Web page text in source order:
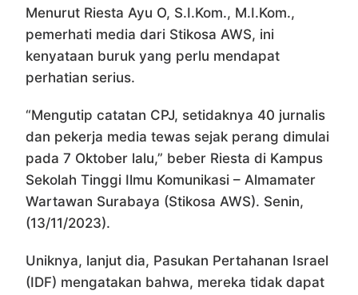
Menurut Riesta Ayu O, S.I.Kom., M.I.Kom.,
pemerhati media dari Stikosa AWS, ini
kenyataan buruk yang perlu mendapat
perhatian serius.
“Mengutip catatan CPJ, setidaknya 40 jurnalis
dan pekerja media tewas sejak perang dimulai
pada 7 Oktober lalu,” beber Riesta di Kampus
Sekolah Tinggi Ilmu Komunikasi – Almamater
Wartawan Surabaya (Stikosa AWS). Senin,
(13/11/2023).
Uniknya, lanjut dia, Pasukan Pertahanan Israel
(IDF) mengatakan bahwa, mereka tidak dapat